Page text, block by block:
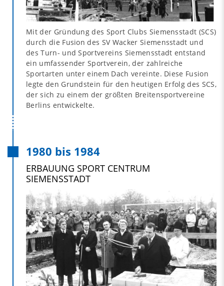
Mit der Gründung des Sport Clubs Siemensstadt (SCS)
durch die Fusion des SV Wacker Siemensstadt und
des Turn- und Sportvereins Siemensstadt entstand
ein umfassender Sportverein, der zahlreiche
Sportarten unter einem Dach vereinte. Diese Fusion
legte den Grundstein für den heutigen Erfolg des SCS,
der sich zu einem der größten Breitensportvereine
Berlins entwickelte.
1980 bis 1984
ERBAUUNG SPORT CENTRUM
SIEMENSSTADT